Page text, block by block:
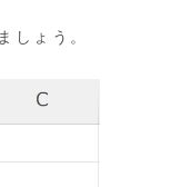
しょう。